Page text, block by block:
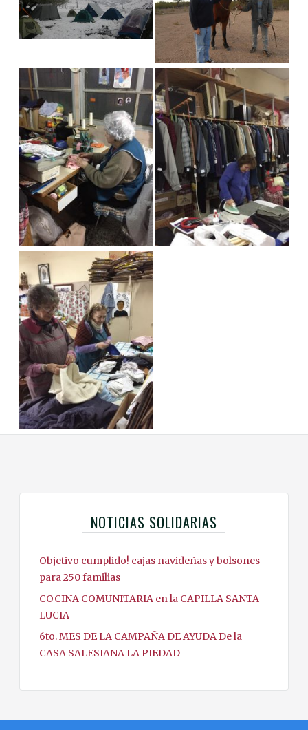
NOTICIAS SOLIDARIAS
Objetivo cumplido! cajas navideñas y bolsones
para 250 familias
COCINA COMUNITARIA en la CAPILLA SANTA
LUCIA
6to. MES DE LA CAMPAÑA DE AYUDA De la
CASA SALESIANA LA PIEDAD